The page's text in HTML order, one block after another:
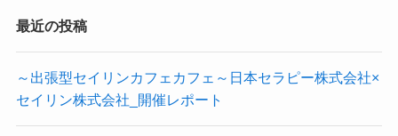
最近の投稿
～出張型セイリンカフェカフェ～日本セラピー株式会社×
セイリン株式会社_開催レポート